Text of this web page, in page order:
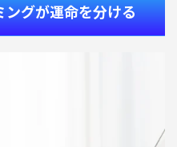
グが運命を分ける